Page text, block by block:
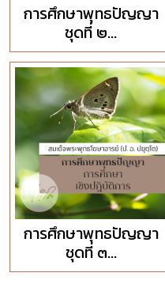
การศึกษาพุทธปัญญา
ชุดที่ ๒...
การศึกษาพุทธปัญญา
ชุดที่ ๓...